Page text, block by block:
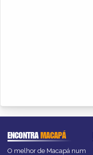
ENCONTRAMACAPÁ
O melhor de Macapá num